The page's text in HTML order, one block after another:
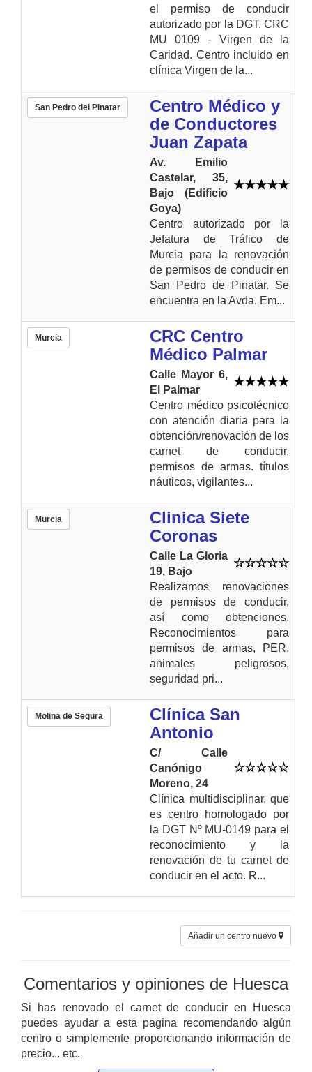
el permiso de conducir
autorizado por la DGT. CRC
MU 0109 - Virgen de la
Caridad. Centro incluido en
clínica Virgen de la...
San Pedro del Pinatar
Centro Médico y
de Conductores
Juan Zapata
Av. Emilio
Castelar, 35,
Bajo (Edificio
Goya)
Centro autorizado por la
Jefatura de Tráfico de
Murcia para la renovación
de permisos de conducir en
San Pedro de Pinatar. Se
encuentra en la Avda. Em...
Murcia
CRC Centro
Médico Palmar
Calle Mayor 6,
El Palmar
Centro médico psicotécnico
con atención diaria para la
obtención/renovación de los
carnet de conducir,
permisos de armas. títulos
náuticos, vigilantes...
Murcia
Clinica Siete
Coronas
Calle La Gloria
19, Bajo
Realizamos renovaciones
de permisos de conducir,
así como obtenciones.
Reconocimientos para
permisos de armas, PER,
animales peligrosos,
seguridad pri...
Molina de Segura
Clínica San
Antonio
C/ Calle
Canónigo
Moreno, 24
Clínica multidisciplinar, que
es centro homologado por
la DGT Nº MU-0149 para el
reconocimiento y la
renovación de tu carnet de
conducir en el acto. R...
Añadir un centro nuevo
Comentarios y opiniones de Huesca
Si has renovado el carnet de conducir en Huesca
puedes ayudar a esta pagina recomendando algún
centro o simplemente proporcionando información de
precio... etc.